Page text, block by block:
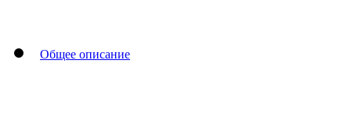
Общее описание